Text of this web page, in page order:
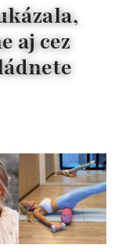
aj cez